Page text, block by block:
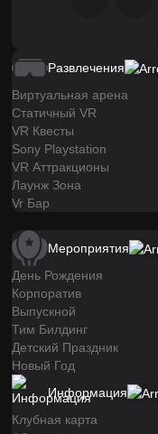
Развлечения
Виртуальная арена
Статичный VR
VR Квесты
Sony Playstation
VR Аттракционы
Лаунж Зона
Vr Бар
Мероприятия
День Рождения
Корпоратив
Выпускной
Тим Билдинг
Детский Праздник
Новый Год
Информация
Клубная карта